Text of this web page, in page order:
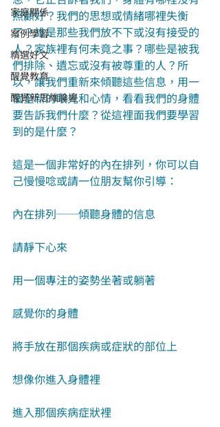
家庭關係
案例學習
精選好文
醒覺教育
醒覺新思維論壇
照顧好？我們的思想或情緒哪裡失衡
了？誰是那些我們放不下或沒有接受的
人？家族裡有何未竟之事？哪些是被我
們排除、遺忘或沒有被尊重的人？所
以，讓我們重新來傾聽這些信息，用一
個全新的眼光和心情，看看我們的身體
要告訴我們什麼？從這裡面我們要學習
到的是什麼？
這是一個非常好的內在排列，你可以自
己慢慢唸或請一位朋友幫你引導：
內在排列──傾聽身體的信息
請靜下心來
用一個專注的姿勢坐著或躺著
感覺你的身體
將手放在那個疾病或症狀的部位上
想像你進入身體裡
進入那個疾病症狀裡